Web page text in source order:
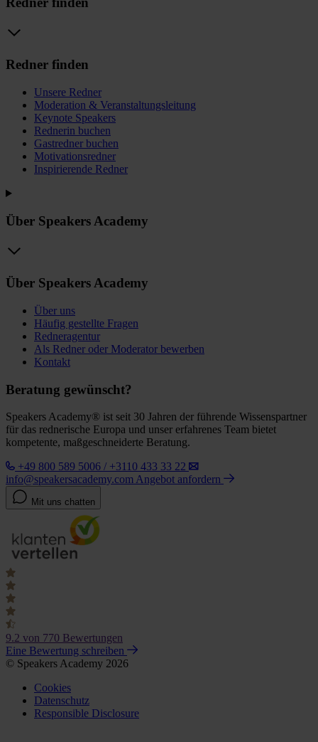
Redner finden
Unsere Redner
Moderation & Veranstaltungsleitung
Keynote Speakers
Rednerin buchen
Gastredner buchen
Motivationsredner
Inspirierende Redner
Über Speakers Academy
Über Speakers Academy
Über uns
Häufig gestellte Fragen
Redneragentur
Als Redner oder Moderator bewerben
Kontakt
Beratung gewünscht?
Speakers Academy® ist seit 30 Jahren der führende Wissenspartner
für das rednerische Europa und unser erfahrenes Team bietet
kompetente, maßgeschneiderte Beratung.
+49 800 589 5006 / +3110 433 33 22
info@speakersacademy.com Angebot anfordern
Mit uns chatten
9.2 von 770 Bewertungen
Eine Bewertung schreiben
© Speakers Academy 2026
Cookies
Datenschutz
Responsible Disclosure